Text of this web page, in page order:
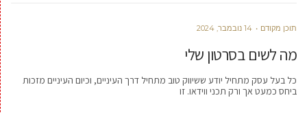
תוכן מקודם 14 נובמבר, 2024
מה לשים בסרטון שלי
כל בעל עסק מתחיל יודע ששיווק טוב מתחיל דרך העיניים, וכיום העיניים מזכות
ביחס כמעט אך ורק תכני ווידאו. זו